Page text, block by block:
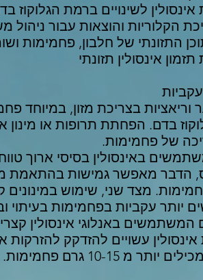
וריאציות בצריכת מזון, במיוחד
בדם. הפחתת תרופות או מינון
של פחמימות.
באינסולין בסיסי ארוך טווח
הדבר מאפשר גמישות בהתאמת
מצד שני, שימוש במינונים
יותר עקביות בפחמימות בעיתוי
המשתמשים באנלוגי אינסולין
עשויים להזדקק להזרקות
מ 10-15 גרם פחמימות.